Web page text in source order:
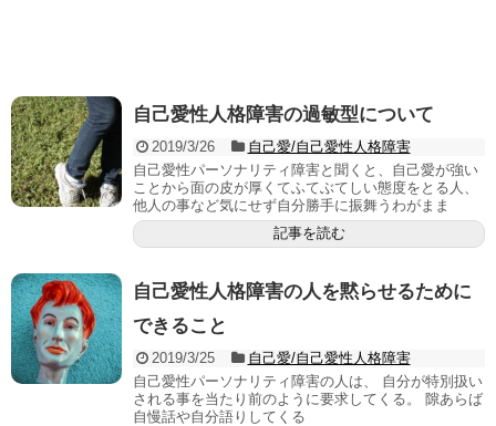
自己愛性人格障害の過敏型について
2019/3/26
自己愛/自己愛性人格障害
自己愛性パーソナリティ障害と聞くと、自己愛が強い
ことから面の皮が厚くてふてぶてしい態度をとる人、
他人の事など気にせず自分勝手に振舞うわがまま
記事を読む
自己愛性人格障害の人を黙らせるために
できること
2019/3/25
自己愛/自己愛性人格障害
自己愛性パーソナリティ障害の人は、 自分が特別扱い
される事を当たり前のように要求してくる。 隙あらば
自慢話や自分語りしてくる